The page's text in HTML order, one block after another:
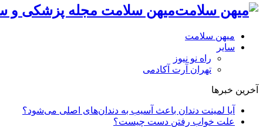
میهن سلامت مجله پزشکی و
میهن سلامت
سایر
راه نو نیوز
تهران آرت آکادمی
آخرین خبرها
آیا لمینت دندان باعث آسیب به دندان‌های اصلی می‌شود؟
علت خواب رفتن دست چیست؟